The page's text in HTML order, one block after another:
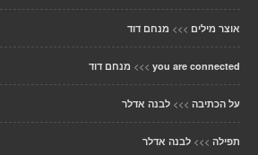
אוצר מילים >>> מנחם דוד
you are connected
>>> מנחם דוד
על הכתיבה >>> לבנה אדלר
תפילה >>> לבנה אדלר